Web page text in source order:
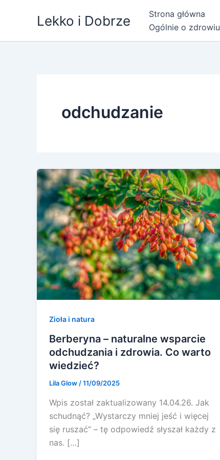
Lekko i Dobrze Strona główna
Ogólnie o zdrowiu
odchudzanie
Zioła i natura
Berberyna – naturalne wsparcie
odchudzania i zdrowia. Co warto
wiedzieć?
Lila Glow/11/09/2025
Wpis został zaktualizowany 14.04.26. Jak
schudnąć? „Wystarczy mniej jeść i więcej
się ruszać” – tę odpowiedź słyszał każdy z
nas. […]